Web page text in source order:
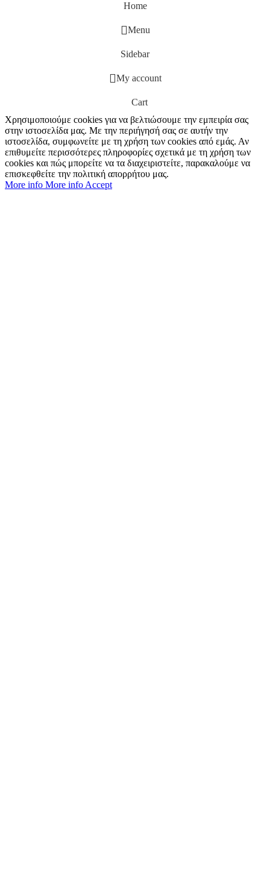
Home
Menu
Sidebar
My account
Cart
Χρησιμοποιούμε cookies για να βελτιώσουμε την εμπειρία σας
στην ιστοσελίδα μας. Με την περιήγησή σας σε αυτήν την
ιστοσελίδα, συμφωνείτε με τη χρήση των cookies από εμάς. Αν
επιθυμείτε περισσότερες πληροφορίες σχετικά με τη χρήση των
cookies και πώς μπορείτε να τα διαχειριστείτε, παρακαλούμε να
επισκεφθείτε την πολιτική απορρήτου μας.
More info More info Accept